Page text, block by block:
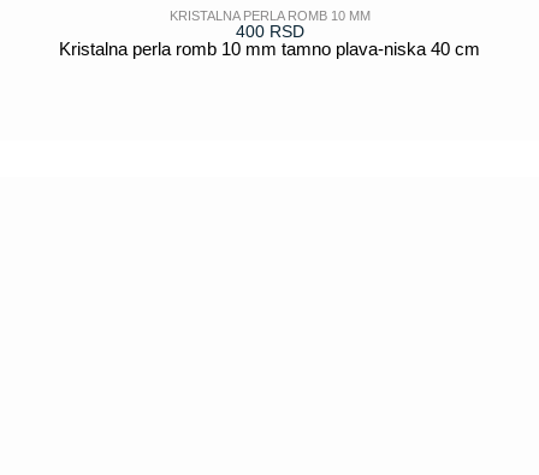
KRISTALNA PERLA ROMB 10 MM
400 RSD
Kristalna perla romb 10 mm tamno plava-niska 40 cm